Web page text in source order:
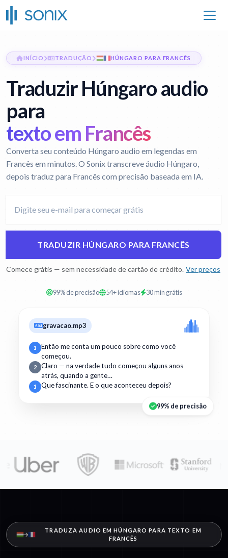
INÍCIO TRADUÇÃO HÚNGARO PARA FRANCÊS
Traduzir Húngaro audio
para
texto em Francês
Converta seu conteúdo Húngaro audio em legendas em
Francês em minutos. O Sonix transcreve áudio Húngaro,
depois traduz para Francês com precisão baseada em IA.
TRADUZIR HÚNGARO PARA FRANCÊS
Comece grátis — sem necessidade de cartão de crédito. Ver preços
99% de precisão 54+ idiomas 30 min grátis
gravacao.mp3
1
Então me conta um pouco sobre como você
começou.
2
Claro — na verdade tudo começou alguns anos
atrás, quando a gente…
1 Que fascinante. E o que aconteceu depois?
99% de precisão
TRADUZA AUDIO EM HÚNGARO PARA TEXTO EM
FRANCÊS